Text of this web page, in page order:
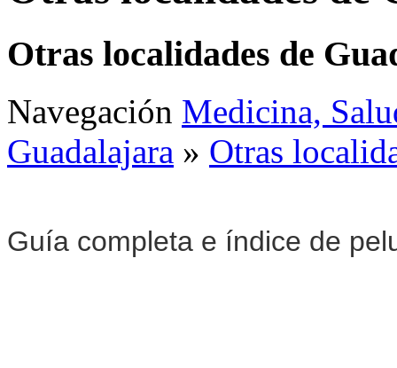
Otras localidades de
Navegación Medicina,
Guadalajara » Otras
Guía completa e índice de